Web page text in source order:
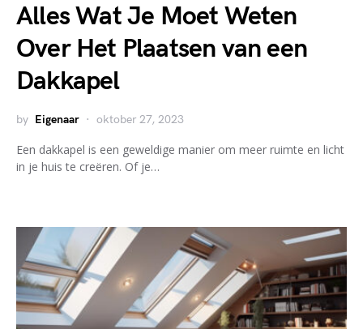
Alles Wat Je Moet Weten
Over Het Plaatsen van een
Dakkapel
by Eigenaar oktober 27, 2023
Een dakkapel is een geweldige manier om meer ruimte en licht
in je huis te creëren. Of je…